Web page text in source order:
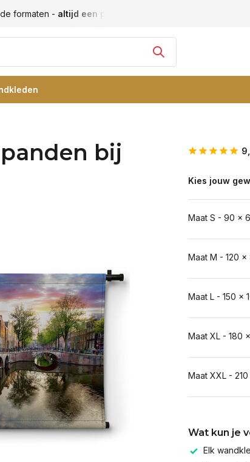
formaten - altijd een passende maat
bij
Kies jouw
Maat S - 90 x
Maat M - 120 x
Maat L - 150 x
Maat XL - 180
Maat XXL -
Wat kun je
Elk